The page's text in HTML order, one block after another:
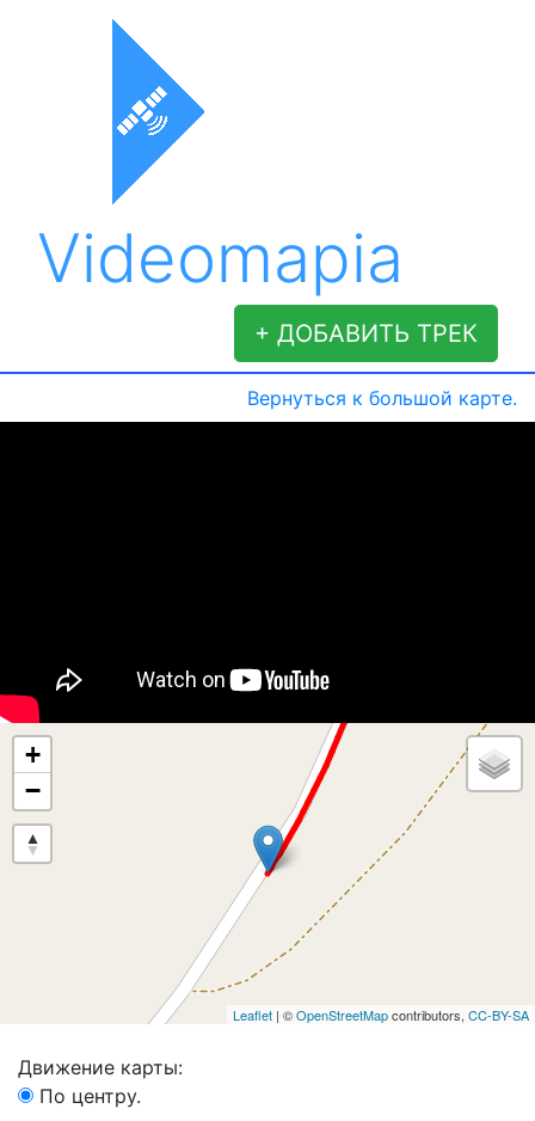
Videomapia
+ ДОБАВИТЬ ТРЕК
Вернуться к большой карте.
+
−
Leaflet | ©OpenStreetMapcontributors, CC-BY-SA
Движение карты:
По центру.